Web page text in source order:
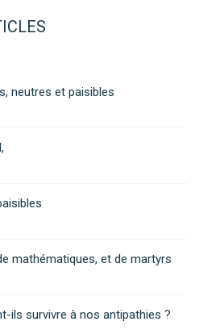
neutres et paisibles
mathématiques, et de martyrs
ils survivre à nos antipathies ?